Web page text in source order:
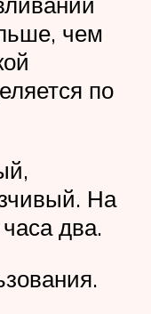
чем
по
На
два.